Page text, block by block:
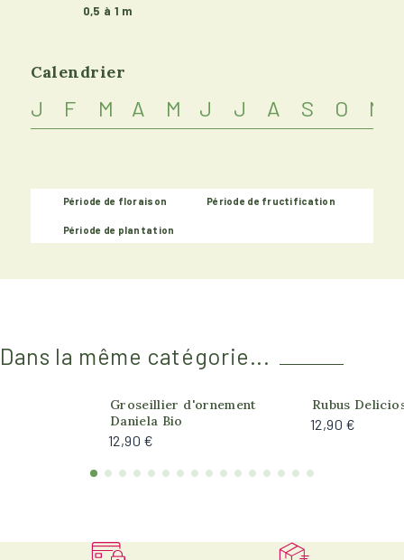
0,5 à 1 m
Calendrier
J F M A M J J A S O N
Période de floraison Période de fructification
Période de plantation
Dans la même catégorie...
Groseillier d'ornement
Daniela Bio
12,90 €
Produit
Rubus
12,90 €